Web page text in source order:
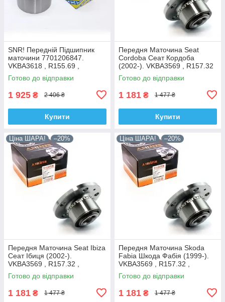
SNR! Передній Підшипник
маточини 7701206847.
VKBA3618 , R155.69 ,
713644120. Франція!
Готово до відправки
1 925 ₴ 2 406 ₴
Купити
Передня Маточина Seat
Cordoba Сеат Кордоба
(2002-). VKBA3569 , R157.32
, 713610470. Shafer Австрія
Готово до відправки
1 181 ₴ 1 477 ₴
Купити
Ціна ШАРА! –20%
Передня Маточина Seat Ibiza
Сеат Ібиця (2002-).
VKBA3569 , R157.32 ,
713610470. Shafer Австрія
Готово до відправки
1 181 ₴ 1 477 ₴
Ціна ШАРА! –20%
Передня Маточина Skoda
Fabia Шкода Фабія (1999-).
VKBA3569 , R157.32 ,
713610470. Shafer Австрія
Готово до відправки
1 181 ₴ 1 477 ₴